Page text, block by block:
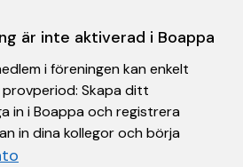
är inte aktiverad i Boappa
i föreningen kan enkelt
Skapa ditt
in i Boappa och registrera
in dina kollegor och börja